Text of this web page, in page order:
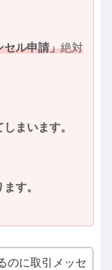
セル申請」絶対
まいます。
す。
のに取引メッセ